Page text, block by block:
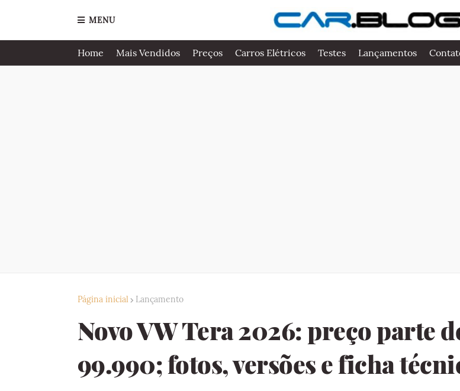
MENU
Home Mais Vendidos Preços Carros Elétricos Testes Lançamentos
Página inicial Lançamento
Novo VW Tera 2026: preço parte
99.990; fotos, versões e ficha